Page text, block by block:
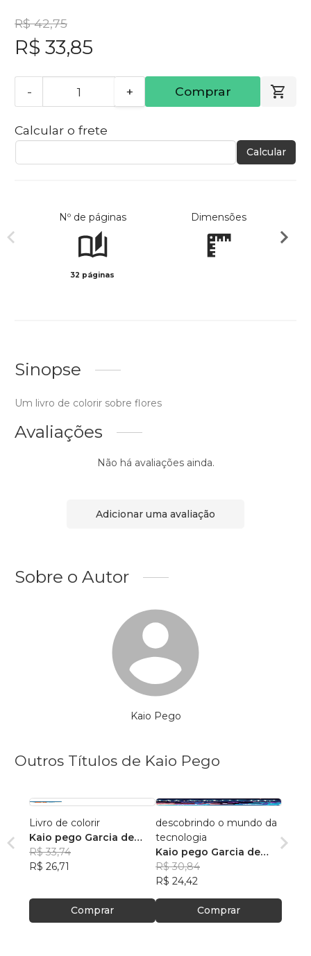
R$ 42,75
R$ 33,85
- + Comprar
Calcular o frete
Calcular
Nº de páginas
32 páginas
Dimensões
Sinopse
Um livro de colorir sobre flores
Avaliações
Não há avaliações ainda.
Adicionar uma avaliação
Sobre o Autor
Kaio Pego
Outros Títulos de Kaio Pego
Livro de colorir
Kaio pego Garcia de
Souza
R$ 33,74
R$ 26,71
Comprar
descobrindo o mundo da
tecnologia
Kaio pego Garcia de
Souza
R$ 30,84
R$ 24,42
Comprar